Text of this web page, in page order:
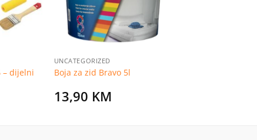
– dijelni
UNCATEGORIZED
Boja za zid Bravo 5l
13,90 KM